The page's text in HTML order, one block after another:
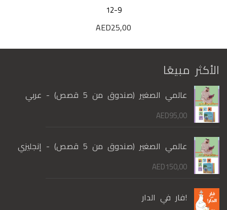
12-9
AED25,00
الأكثر مبيعًا
عالمي الصغير (صندوق من 5 قصص) - عربي
AED95,00
عالمي الصغير (صندوق من 5 قصص) - إنجليزي
AED150,00
!فار في الدار